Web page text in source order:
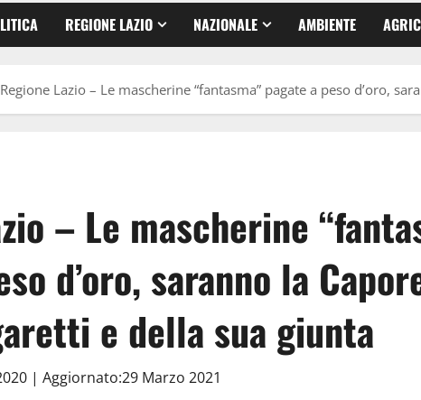
REGIONE LAZIO NAZIONALE AMBIENTE
Regione Lazio – Le mascherine “fantasma” pagate a peso d’oro,
– Le mascherine
d’oro, saranno la
e della sua giunta
| Aggiornato:29 Marzo 2021